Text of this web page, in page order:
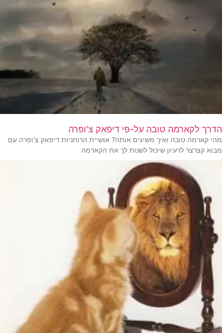
הדרך לקארמה טובה על-פי דיפאק צ'ופרה
מהי קארמה טובה ואיך משיגים אותה? אושיית הרוחניות דיפאק צ'ופרה עם
מבוא קצרצר לרעיון שיכול לשנות לך את הקארמה